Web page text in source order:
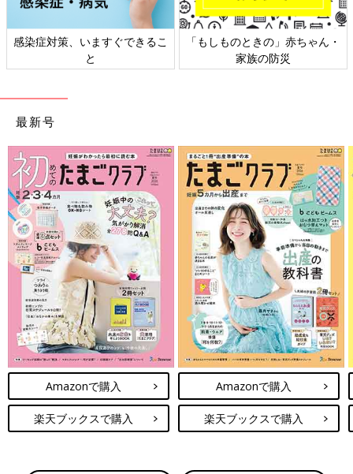
なるので急に荷物が増えた時など、いざという時に使用できて安
心です！また大容量でポケットもついているので、マザーズバッ
グとしても使用できます。
◾️クリアボックス収納シリーズ
感染症対策、いますぐできるこ
と
「もしものときの」赤ちゃん・
家族の防災
最新号
Amazonで購入
楽天ブックスで購入
Amazonで購入
楽天ブックスで購入